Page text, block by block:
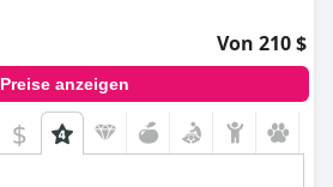
Von 210 $
Preise anzeigen
$